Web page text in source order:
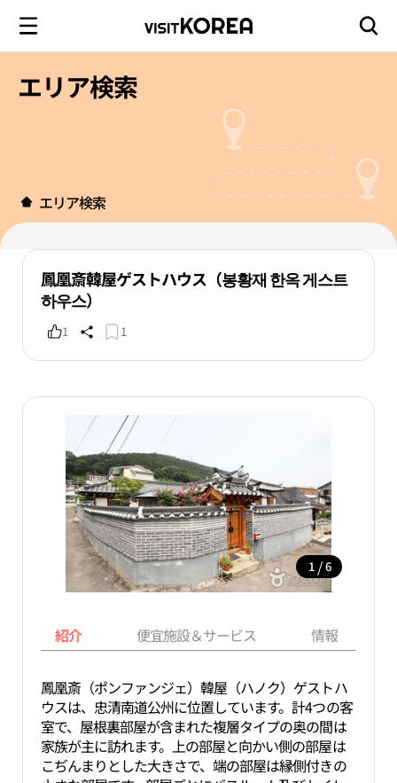
エリア検索
エリア検索
鳳凰斎韓屋ゲストハウス（봉황재 한옥 게스트
하우스）
1 1
1 / 6
紹介 便宜施設＆サービス 情報
鳳凰斎（ポンファンジェ）韓屋（ハノク）ゲストハ
ウスは、忠清南道公州に位置しています。計4つの客
室で、屋根裏部屋が含まれた複層タイプの奥の間は
家族が主に訪れます。上の部屋と向かい側の部屋は
こぢんまりとした大きさで、端の部屋は縁側付きの